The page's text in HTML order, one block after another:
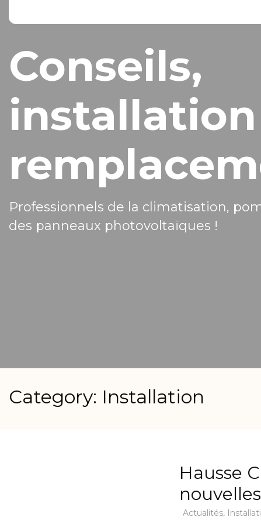
Conseils,
Professionnels de la climatisation,
des panneaux photovoltaïques !
Category: Installation
Hausse
Actualités,